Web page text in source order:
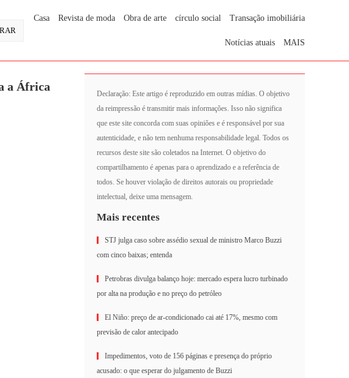
Casa Revista de moda Obra de arte círculo social Transação imobiliária
Notícias atuais MAIS
a África
Declaração: Este artigo é reproduzido em outras mídias. O objetivo
da reimpressão é transmitir mais informações. Isso não significa
que este site concorda com suas opiniões e é responsável por sua
autenticidade, e não tem nenhuma responsabilidade legal. Todos os
recursos deste site são coletados na Internet. O objetivo do
compartilhamento é apenas para o aprendizado e a referência de
todos. Se houver violação de direitos autorais ou propriedade
intelectual, deixe uma mensagem.
Mais recentes
STJ julga caso sobre assédio sexual de ministro Marco Buzzi
com cinco baixas; entenda
Petrobras divulga balanço hoje: mercado espera lucro turbinado
por alta na produção e no preço do petróleo
El Niño: preço de ar-condicionado cai até 17%, mesmo com
previsão de calor antecipado
Impedimentos, voto de 156 páginas e presença do próprio
acusado: o que esperar do julgamento de Buzzi